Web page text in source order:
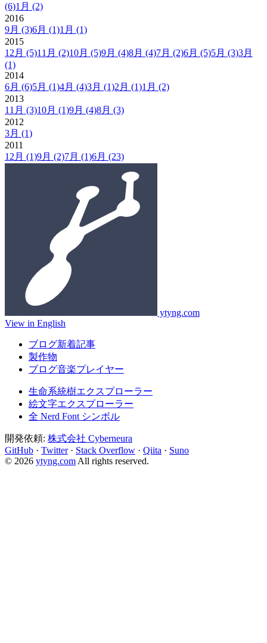
(6)1月 (2)
2016
9月 (3)6月 (1)1月 (1)
2015
12月 (5)11月 (2)10月 (5)9月 (4)8月 (4)7月 (2)6月 (5)5月 (3)3月
(1)
2014
6月 (6)5月 (1)4月 (4)3月 (1)2月 (1)1月 (2)
2013
11月 (3)10月 (1)9月 (4)8月 (3)
2012
3月 (1)
2011
12月 (1)9月 (2)7月 (1)6月 (23)
ytyng.com
View in English
ブログ新着記事
製作物
ブログ音楽プレイヤー
生命系統樹エクスプローラー
絵文字エクスプローラー
全 Nerd Font シンボル
開発依頼: 株式会社 Cyberneura
GitHub · Twitter · Stack Overflow · Qiita · Suno
© 2026 ytyng.com All rights reserved.